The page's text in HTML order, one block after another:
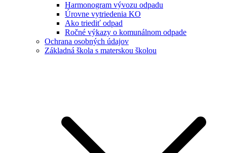
Harmonogram vývozu odpadu
Úrovne vytriedenia KO
Ako triediť odpad
Ročné výkazy o komunálnom odpade
Ochrana osobných údajov
Základná škola s materskou školou